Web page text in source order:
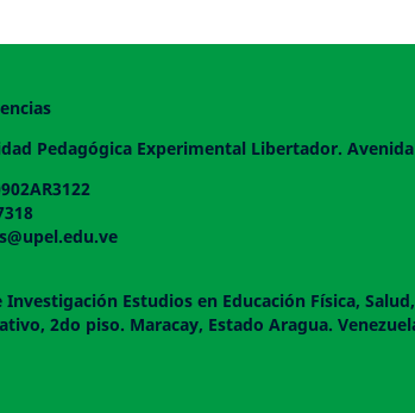
Pedagógica Experimental Libertador.
Estudios en Educación Física,
2do piso. Maracay, Estado